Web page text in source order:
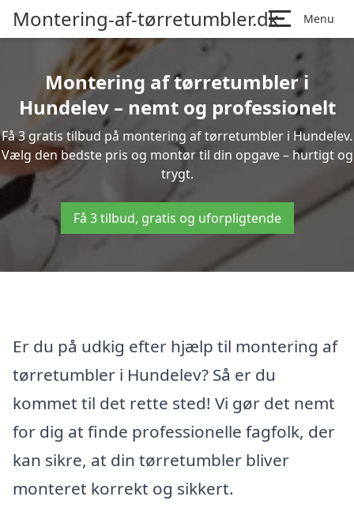
Montering-af-tørretumbler.dk Menu
Montering af tørretumbler i
Hundelev – nemt og professionelt
Få 3 gratis tilbud på montering af tørretumbler i Hundelev.
Vælg den bedste pris og montør til din opgave – hurtigt og
trygt.
Få 3 tilbud, gratis og uforpligtende
Er du på udkig efter hjælp til montering af
tørretumbler i Hundelev? Så er du
kommet til det rette sted! Vi gør det nemt
for dig at finde professionelle fagfolk, der
kan sikre, at din tørretumbler bliver
monteret korrekt og sikkert.